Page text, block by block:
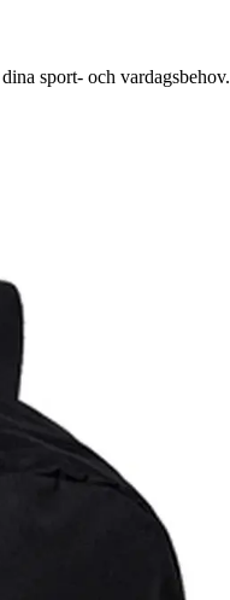
sport- och vardagsbehov.